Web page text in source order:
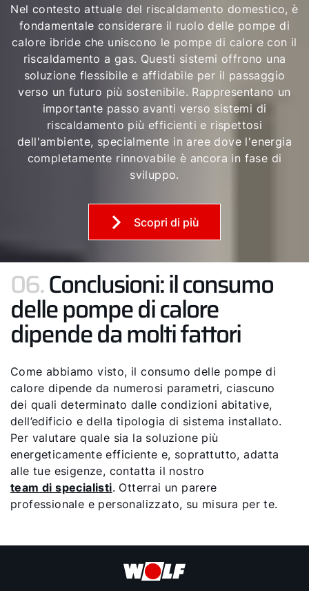
Nel contesto attuale del riscaldamento domestico, è
fondamentale considerare il ruolo delle pompe di
calore ibride che uniscono le pompe di calore con il
riscaldamento a gas. Questi sistemi offrono una
soluzione flessibile e affidabile per il passaggio
verso un futuro più sostenibile. Rappresentano un
importante passo avanti verso sistemi di
riscaldamento più efficienti e rispettosi
dell'ambiente, specialmente in aree dove l'energia
completamente rinnovabile è ancora in fase di
sviluppo.
Scopri di più
06.Conclusioni: il consumo
delle pompe di calore
dipende da molti fattori
Come abbiamo visto, il consumo delle pompe di
calore dipende da numerosi parametri, ciascuno
dei quali determinato dalle condizioni abitative,
dell’edificio e della tipologia di sistema installato.
Per valutare quale sia la soluzione più
energeticamente efficiente e, soprattutto, adatta
alle tue esigenze, contatta il nostro
team di specialisti. Otterrai un parere
professionale e personalizzato, su misura per te.